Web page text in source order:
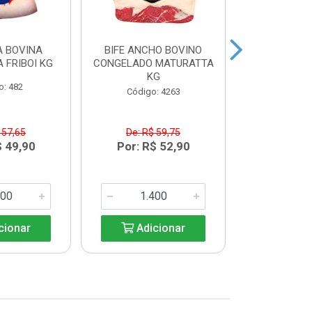
BOVINA
FRIBOI KG
482
57,65
49,90
BIFE ANCHO BOVINO
CONGELADO MATURATTA
KG
Código: 4263
De: R$ 59,75
Por: R$ 52,90
Adicionar